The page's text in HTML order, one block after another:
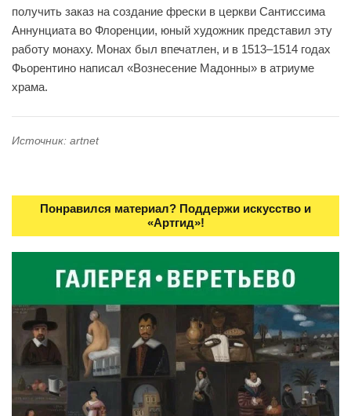
получить заказ на создание фрески в церкви Сантиссима
Аннунциата во Флоренции, юный художник представил эту
работу монаху. Монах был впечатлен, и в 1513–1514 годах
Фьорентино написал «Вознесение Мадонны» в атриуме
храма.
Источник: artnet
Понравился материал? Поддержи искусство и
«Артгид»!